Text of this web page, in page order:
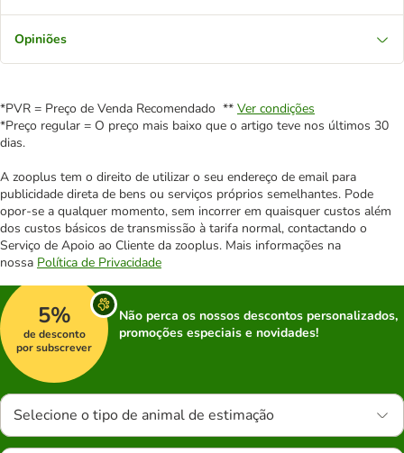
Opiniões
*PVR = Preço de Venda Recomendado ** Ver condições
*Preço regular = O preço mais baixo que o artigo teve nos últimos 30
dias.
A zooplus tem o direito de utilizar o seu endereço de email para
publicidade direta de bens ou serviços próprios semelhantes. Pode
opor-se a qualquer momento, sem incorrer em quaisquer custos além
dos custos básicos de transmissão à tarifa normal, contactando o
Serviço de Apoio ao Cliente da zooplus. Mais informações na
nossa Política de Privacidade
5%
de desconto
por subscrever
Não perca os nossos descontos personalizados,
promoções especiais e novidades!
Selecione o tipo de animal de estimação